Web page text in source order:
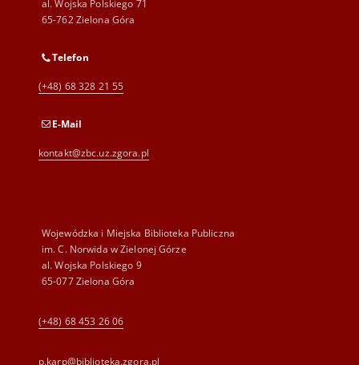
al. Wojska Polskiego 71
65-762 Zielona Góra
Telefon
(+48) 68 328 21 55
E-Mail
kontakt@zbc.uz.zgora.pl
Wojewódzka i Miejska Biblioteka Publiczna
im. C. Norwida w Zielonej Górze
al. Wojska Polskiego 9
65-077 Zielona Góra
(+48) 68 453 26 06
p.karp@biblioteka.zgora.pl